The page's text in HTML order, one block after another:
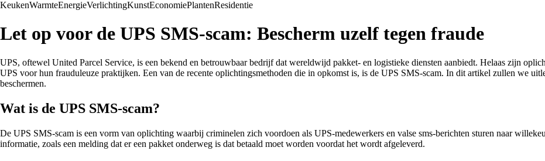
KeukenWarmteEnergieVerlichtingKunstEconomiePlantenResidentie
Let op voor de UPS SMS-scam: Bescherm uzelf tegen fraude
UPS, oftewel United Parcel Service, is een bekend en betrouwbaar bedrijf dat wereldwijd pakket- en logistieke diensten aanbiedt. Helaas zijn
UPS voor hun frauduleuze praktijken. Een van de recente oplichtingsmethoden die in opkomst is, is de UPS SMS-scam. In dit artikel zullen we
beschermen.
Wat is de UPS SMS-scam?
De UPS SMS-scam is een vorm van oplichting waarbij criminelen zich voordoen als UPS-medewerkers en valse sms-berichten sturen naar
informatie, zoals een melding dat er een pakket onderweg is dat betaald moet worden voordat het wordt afgeleverd.